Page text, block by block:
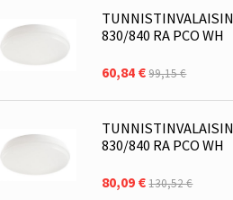
830/840 RA PCO WH
60,84 €99,15 €
830/840 RA PCO WH
80,09 €130,52 €